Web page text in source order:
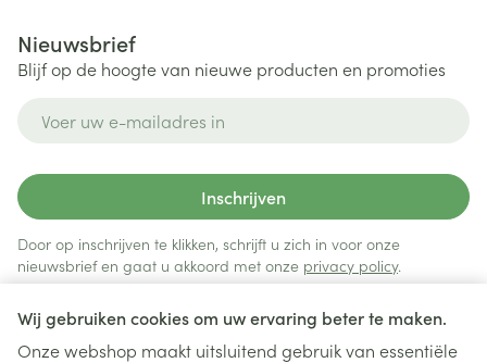
Wij gebruiken cookies om uw ervaring beter te maken.
Onze webshop maakt uitsluitend gebruik van essentiële
Nieuwsbrief
Blijf op de hoogte van nieuwe producten en promoties
Inschrijven
Door op inschrijven te klikken, schrijft u zich in voor onze
nieuwsbrief en gaat u akkoord met onze privacy policy.